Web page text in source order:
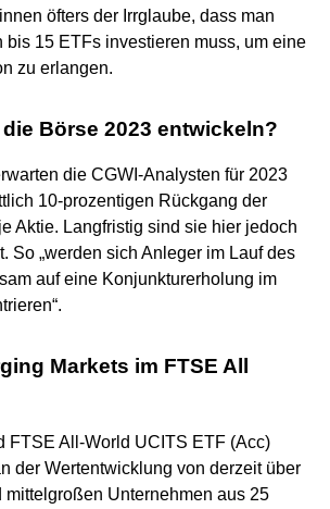
öfters der Irrglaube, dass man
bis 15 ETFs investieren muss, um eine
zu erlangen.
Börse 2023 entwickeln?
die CGWI-Analysten für 2023
10-prozentigen Rückgang der
Aktie. Langfristig sind sie hier jedoch
So „werden sich Anleger im Lauf des
auf eine Konjunkturerholung im
Markets im FTSE All
FTSE All-World UCITS ETF (Acc)
der Wertentwicklung von derzeit über
mittelgroßen Unternehmen aus 25